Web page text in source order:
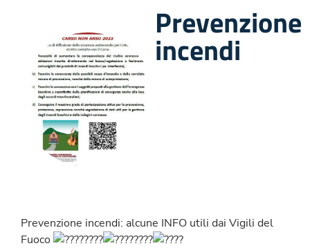
Prevenzione
incendi
Prevenzione incendi: alcune INFO utili dai Vigili del
Fuoco